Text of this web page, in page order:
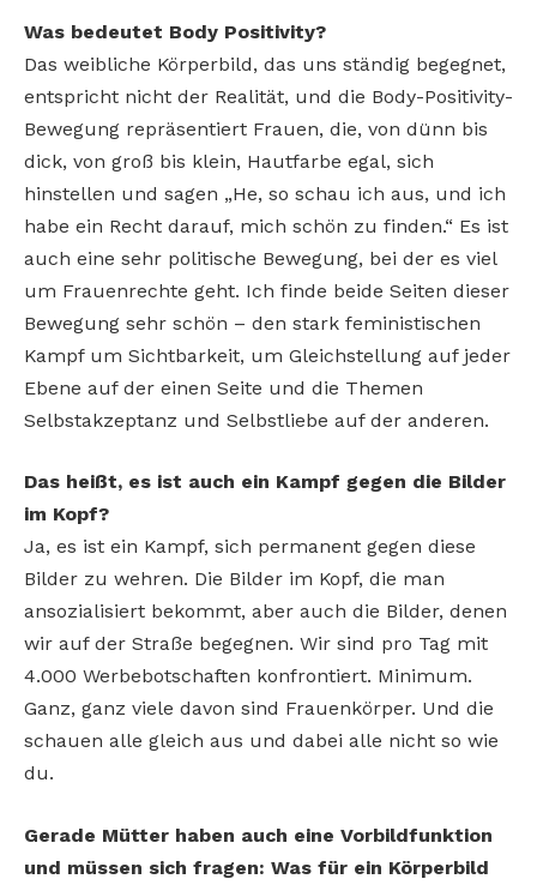
Was bedeutet Body Positivity?
Das weibliche Körperbild, das uns ständig begegnet,
entspricht nicht der Realität, und die Body-Positivity-
Bewegung repräsentiert Frauen, die, von dünn bis
dick, von groß bis klein, Hautfarbe egal, sich
hinstellen und sagen „He, so schau ich aus, und ich
habe ein Recht darauf, mich schön zu finden.“ Es ist
auch eine sehr politische Bewegung, bei der es viel
um Frauenrechte geht. Ich finde beide Seiten dieser
Bewegung sehr schön – den stark feministischen
Kampf um Sichtbarkeit, um Gleichstellung auf jeder
Ebene auf der einen Seite und die Themen
Selbstakzeptanz und Selbstliebe auf der anderen.
Das heißt, es ist auch ein Kampf gegen die Bilder
im Kopf?
Ja, es ist ein Kampf, sich permanent gegen diese
Bilder zu wehren. Die Bilder im Kopf, die man
ansozialisiert bekommt, aber auch die Bilder, denen
wir auf der Straße begegnen. Wir sind pro Tag mit
4.000 Werbebotschaften konfrontiert. Minimum.
Ganz, ganz viele davon sind Frauenkörper. Und die
schauen alle gleich aus und dabei alle nicht so wie
du.
Gerade Mütter haben auch eine Vorbildfunktion
und müssen sich fragen: Was für ein Körperbild